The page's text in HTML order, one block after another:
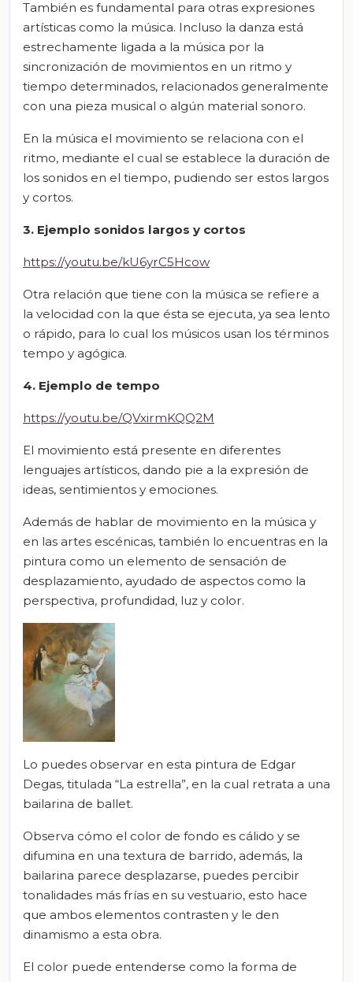
También es fundamental para otras expresiones
artísticas como la música. Incluso la danza está
estrechamente ligada a la música por la
sincronización de movimientos en un ritmo y
tiempo determinados, relacionados generalmente
con una pieza musical o algún material sonoro.
En la música el movimiento se relaciona con el
ritmo, mediante el cual se establece la duración de
los sonidos en el tiempo, pudiendo ser estos largos
y cortos.
3. Ejemplo sonidos largos y cortos
https://youtu.be/kU6yrC5Hcow
Otra relación que tiene con la música se refiere a
la velocidad con la que ésta se ejecuta, ya sea lento
o rápido, para lo cual los músicos usan los términos
tempo y agógica.
4. Ejemplo de tempo
https://youtu.be/QVxirmKQQ2M
El movimiento está presente en diferentes
lenguajes artísticos, dando pie a la expresión de
ideas, sentimientos y emociones.
Además de hablar de movimiento en la música y
en las artes escénicas, también lo encuentras en la
pintura como un elemento de sensación de
desplazamiento, ayudado de aspectos como la
perspectiva, profundidad, luz y color.
Lo puedes observar en esta pintura de Edgar
Degas, titulada “La estrella”, en la cual retrata a una
bailarina de ballet.
Observa cómo el color de fondo es cálido y se
difumina en una textura de barrido, además, la
bailarina parece desplazarse, puedes percibir
tonalidades más frías en su vestuario, esto hace
que ambos elementos contrasten y le den
dinamismo a esta obra.
El color puede entenderse como la forma de